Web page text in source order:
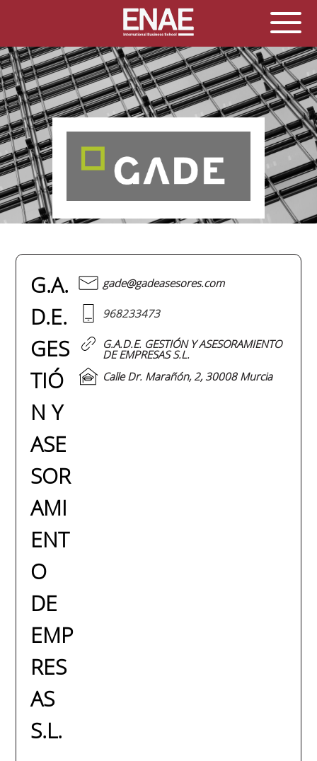
G.A.
D.E.
GES
TIÓ
N Y
ASE
SOR
AMI
ENT
O
DE
EMP
RES
AS
S.L.
gade@gadeasesores.com
968233473
G.A.D.E. GESTIÓN Y ASESORAMIENTO
DE EMPRESAS S.L.
Calle Dr. Marañón, 2, 30008 Murcia